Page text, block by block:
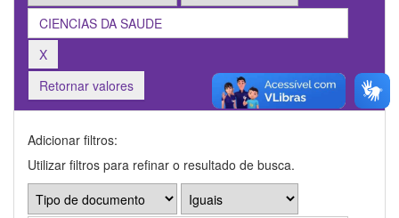
Retornar valores
Adicionar filtros:
Utilizar filtros para refinar o resultado de busca.